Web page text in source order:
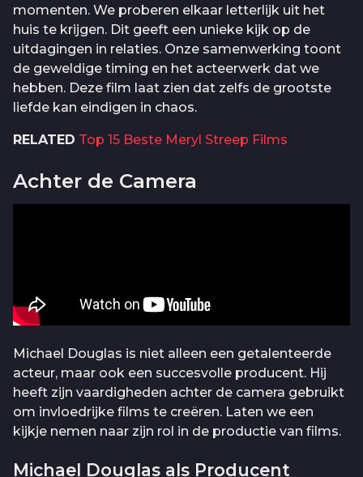
momenten. We proberen elkaar letterlijk uit het
huis te krijgen. Dit geeft een unieke kijk op de
uitdagingen in relaties. Onze samenwerking toont
de geweldige timing en het acteerwerk dat we
hebben. Deze film laat zien dat zelfs de grootste
liefde kan eindigen in chaos.
RELATED Top 15 Beste Meryl Streep Films
Achter de Camera
Michael Douglas is niet alleen een getalenteerde
acteur, maar ook een succesvolle producent. Hij
heeft zijn vaardigheden achter de camera gebruikt
om invloedrijke films te creëren. Laten we een
kijkje nemen naar zijn rol in de productie van films.
Michael Douglas als Producent